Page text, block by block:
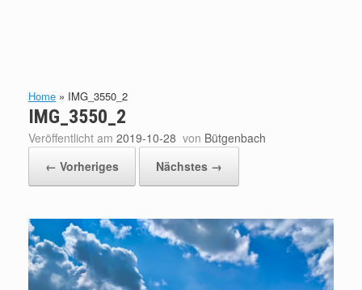
Home » IMG_3550_2
IMG_3550_2
Veröffentlicht am 2019-10-28 von Bütgenbach
← Vorheriges
Nächstes →